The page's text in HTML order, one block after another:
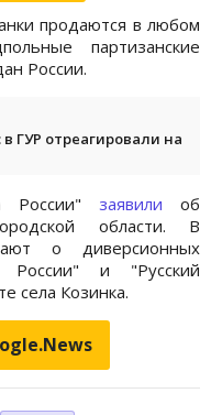
продаются в любом
партизанские
России.
ГУР отреагировали на
России" заявили об
области. В
о диверсионных
России" и "Русский
села Козинка.